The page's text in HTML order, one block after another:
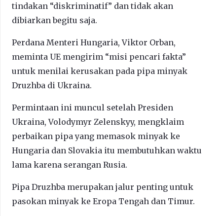
tindakan “diskriminatif” dan tidak akan
dibiarkan begitu saja.
Perdana Menteri Hungaria, Viktor Orban,
meminta UE mengirim “misi pencari fakta”
untuk menilai kerusakan pada pipa minyak
Druzhba di Ukraina.
Permintaan ini muncul setelah Presiden
Ukraina, Volodymyr Zelenskyy, mengklaim
perbaikan pipa yang memasok minyak ke
Hungaria dan Slovakia itu membutuhkan waktu
lama karena serangan Rusia.
Pipa Druzhba merupakan jalur penting untuk
pasokan minyak ke Eropa Tengah dan Timur.